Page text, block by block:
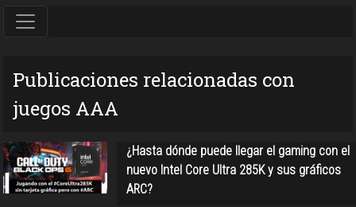
Publicaciones relacionadas con
juegos AAA
¿Hasta dónde puede llegar el gaming con el
nuevo Intel Core Ultra 285K y sus gráficos
ARC?